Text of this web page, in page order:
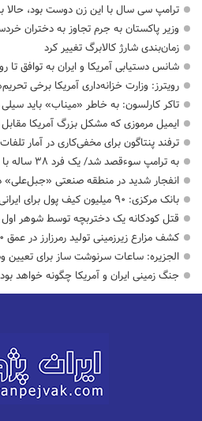
ترامپ سی سال با این زن دوست بود،
وزیر پاکستان به جرم تجاوز به دختران
زمان‌بندی شارژ کالابرگ تغییر کرد
شانس دستیابی آمریکا و ایران به توافق تا روز
رویترز: وزارت خزانه‌داری آمریکا برخی
تاکر کارلسون: به خاطر «میناب» باید
ایمیل مرموزی که مشکل بزرگ آمریکا مقابل
ترفند پنتاگون برای مخفی‌کاری در آمار
به ترامپ سوءقصد شد/ یک فرد ۳۸ ساله با مهماتش دستگیر شد
انفجار شدید در منطقه صنعتی «جبل‌علی»
بانک مرکزی: ۹۰ میلیون کیف پول برای ایرانی ها ساخته شد
قتل کودکانه یک دختربچه توسط شوهر اول
کشف مزارع زیرزمینی تولید رمرزارز در عمق ۱۰ متری زمین
الجزیره: ساعات سرنوشت ساز برای
جنگ زمینی ایران و آمریکا چگونه خواهد